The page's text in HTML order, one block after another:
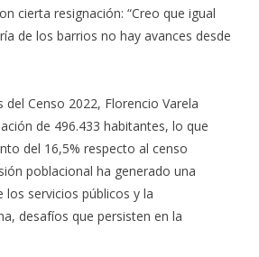
cierta resignación: “Creo que igual
de los barrios no hay avances desde
del Censo 2022, Florencio Varela
de 496.433 habitantes, lo que
del 16,5% respecto al censo
poblacional ha generado una
servicios públicos y la
desafíos que persisten en la